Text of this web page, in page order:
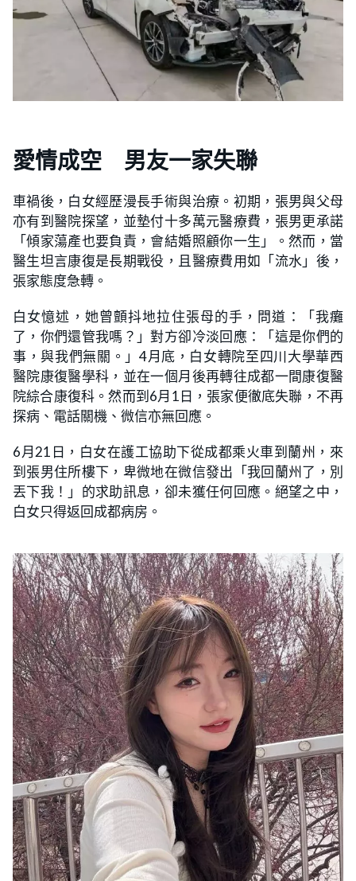
愛情成空 男友一家失聯
車禍後，白女經歷漫長手術與治療。初期，張男與父母
亦有到醫院探望，並墊付十多萬元醫療費，張男更承諾
「傾家蕩產也要負責，會結婚照顧你一生」。然而，當
醫生坦言康復是長期戰役，且醫療費用如「流水」後，
張家態度急轉。
白女憶述，她曾顫抖地拉住張母的手，問道：「我癱
了，你們還管我嗎？」對方卻冷淡回應：「這是你們的
事，與我們無關。」4月底，白女轉院至四川大學華西
醫院康復醫學科，並在一個月後再轉往成都一間康復醫
院綜合康復科。然而到6月1日，張家便徹底失聯，不再
探病、電話關機、微信亦無回應。
6月21日，白女在護工協助下從成都乘火車到蘭州，來
到張男住所樓下，卑微地在微信發出「我回蘭州了，別
丟下我！」的求助訊息，卻未獲任何回應。絕望之中，
白女只得返回成都病房。